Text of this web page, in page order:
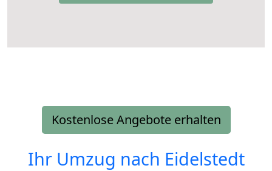
Kostenlose Angebote erhalten
Ihr Umzug nach Eidelstedt